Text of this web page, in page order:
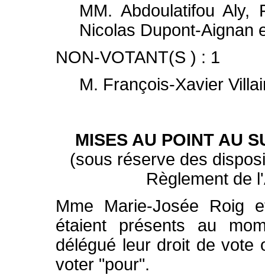
MM. Abdoulatifou Aly,
Nicolas Dupont-Aignan
NON-VOTANT(S ) : 1
M. François-Xavier
MISES AU POINT AU
(sous réserve des
Règlement de
Mme Marie-Josée Roig
étaient présents au
délégué leur droit de vote
voter "pour".